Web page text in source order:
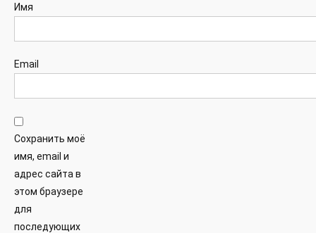
Имя
Email
Сохранить моё
имя, email и
адрес сайта в
этом браузере
для
последующих